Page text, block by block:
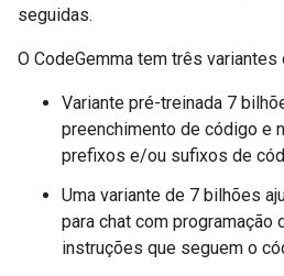
seguidas.
O CodeGemma tem três variantes
Variante pré-treinada 7
preenchimento de código e
prefixos e/ou sufixos de
Uma variante de 7 bilhões
para chat com programação
instruções que seguem o